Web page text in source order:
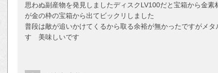
思わぬ副産物を発見しましたディスクLV100だと宝箱から金
が金の枠の宝箱から出てビックリしました
普段は敵が追いかけてくるから取る余裕が無かったですがメ
す 美味しいです